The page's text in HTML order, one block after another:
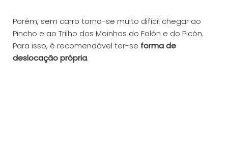
Porém, sem carro torna-se muito difícil chegar ao
Pincho e ao Trilho dos Moinhos do Folón e do Picón.
Para isso, é recomendável ter-se forma de
deslocação própria.